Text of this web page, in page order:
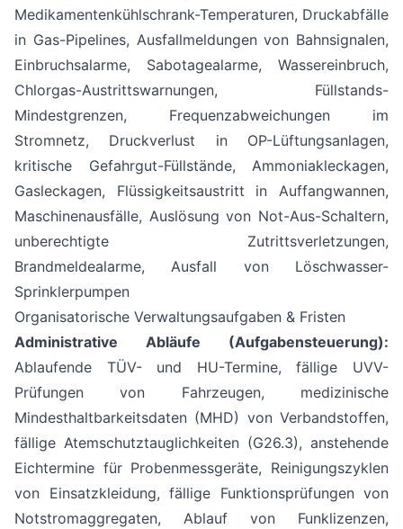
Medikamentenkühlschrank-Temperaturen, Druckabfälle
in Gas-Pipelines, Ausfallmeldungen von Bahnsignalen,
Einbruchsalarme, Sabotagealarme, Wassereinbruch,
Chlorgas-Austrittswarnungen, Füllstands-
Mindestgrenzen, Frequenzabweichungen im
Stromnetz, Druckverlust in OP-Lüftungsanlagen,
kritische Gefahrgut-Füllstände, Ammoniakleckagen,
Gasleckagen, Flüssigkeitsaustritt in Auffangwannen,
Maschinenausfälle, Auslösung von Not-Aus-Schaltern,
unberechtigte Zutrittsverletzungen,
Brandmeldealarme, Ausfall von Löschwasser-
Sprinklerpumpen
Organisatorische Verwaltungsaufgaben & Fristen
Administrative Abläufe (Aufgabensteuerung):
Ablaufende TÜV- und HU-Termine, fällige UVV-
Prüfungen von Fahrzeugen, medizinische
Mindesthaltbarkeitsdaten (MHD) von Verbandstoffen,
fällige Atemschutztauglichkeiten (G26.3), anstehende
Eichtermine für Probenmessgeräte, Reinigungszyklen
von Einsatzkleidung, fällige Funktionsprüfungen von
Notstromaggregaten, Ablauf von Funklizenzen,